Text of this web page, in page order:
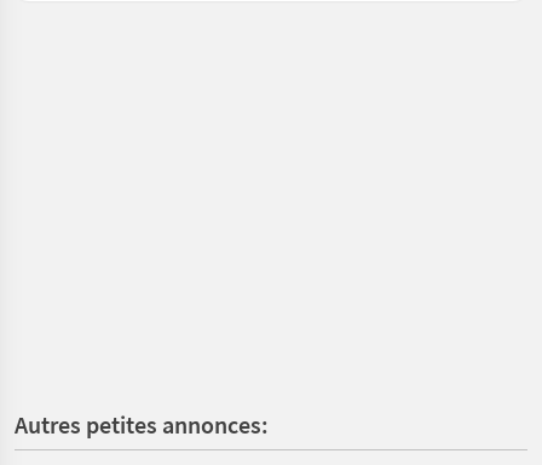
Autres petites annonces: